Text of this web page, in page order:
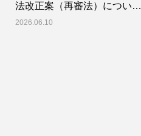
法改正案（再審法）につい…
2026.06.10